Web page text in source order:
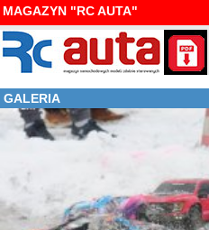
MAGAZYN "RC AUTA"
GALERIA